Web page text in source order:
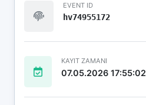
EVENT ID
hv74955172
KAYIT ZAMANI
07.05.2026 17:55:02